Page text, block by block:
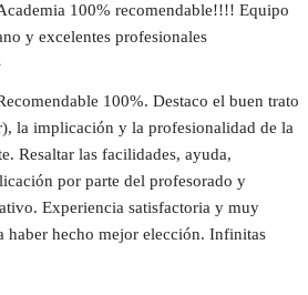
100% recomendable!!!! Equipo
y excelentes profesionales
100%. Destaco el buen trato
la implicación y la profesionalidad de la
Resaltar las facilidades, ayuda,
por parte del profesorado y
Experiencia satisfactoria y muy
haber hecho mejor elección. Infinitas